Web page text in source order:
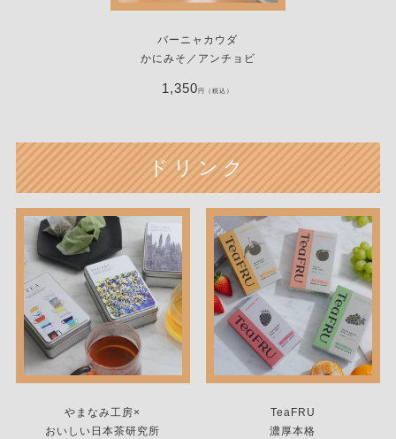
バーニャカウダ
かにみそ／アンチョビ
1,350円（税込）
ドリンク
やまなみ工房×
おいしい日本茶研究所
TeaFRU
濃厚本格